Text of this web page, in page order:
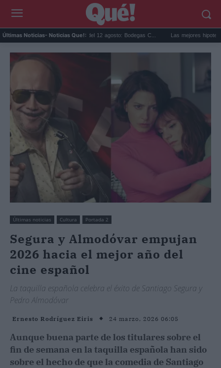
Últimas Noticias- Noticias Que!:
solar en Cariñena del 12 agosto: Bodegas C... Las mejores hipotecas de
Últimas noticias Cultura Portada 2
Segura y Almodóvar empujan
2026 hacia el mejor año del
cine español
La taquilla española celebra el éxito de Santiago Segura y
Pedro Almodóvar
Ernesto Rodríguez Eiris 24 marzo, 2026 06:05
Aunque buena parte de los titulares sobre el
fin de semana en la taquilla española han sido
sobre el hecho de que la comedia de Santiago